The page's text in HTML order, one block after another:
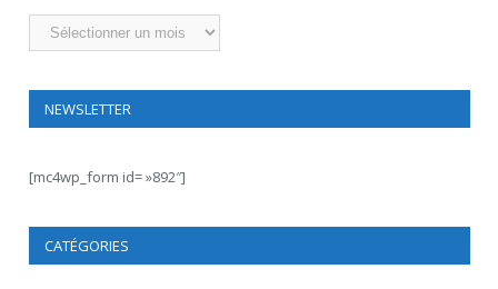
Archives
NEWSLETTER
[mc4wp_form id= »892″]
CATÉGORIES